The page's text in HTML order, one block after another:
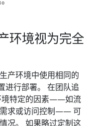
环境视为完全
产环境中使用相同的
进行部署。 在团队追
境特定的因素——如流
需求或访问控制—— 可
况。 如果略过定制这